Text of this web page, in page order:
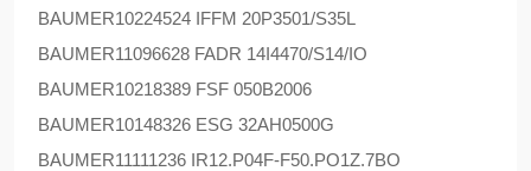
BAUMER10224524 IFFM 20P3501/S35L
BAUMER11096628 FADR 14I4470/S14/IO
BAUMER10218389 FSF 050B2006
BAUMER10148326 ESG 32AH0500G
BAUMER11111236 IR12.P04F-F50.PO1Z.7BO